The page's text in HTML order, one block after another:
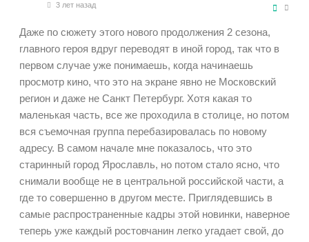
3 лет назад
Даже по сюжету этого нового продолжения 2 сезона,
главного героя вдруг переводят в иной город, так что в
первом случае уже понимаешь, когда начинаешь
просмотр кино, что это на экране явно не Московский
регион и даже не Санкт Петербург. Хотя какая то
маленькая часть, все же проходила в столице, но потом
вся съемочная группа перебазировалась по новому
адресу. В самом начале мне показалось, что это
старинный город Ярославль, но потом стало ясно, что
снимали вообще не в центральной российской части, а
где то совершенно в другом месте. Приглядевшись в
самые распространенные кадры этой новинки, наверное
теперь уже каждый ростовчанин легко угадает свой, до